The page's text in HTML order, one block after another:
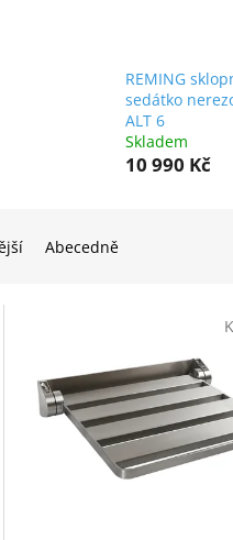
REMING
sedátko
ALT 6
Skladem
10 990 Kč
Abecedně